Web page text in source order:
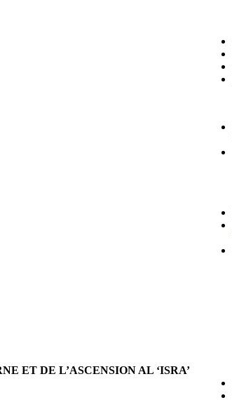
ET DE L’ASCENSION AL ‘ISRA’